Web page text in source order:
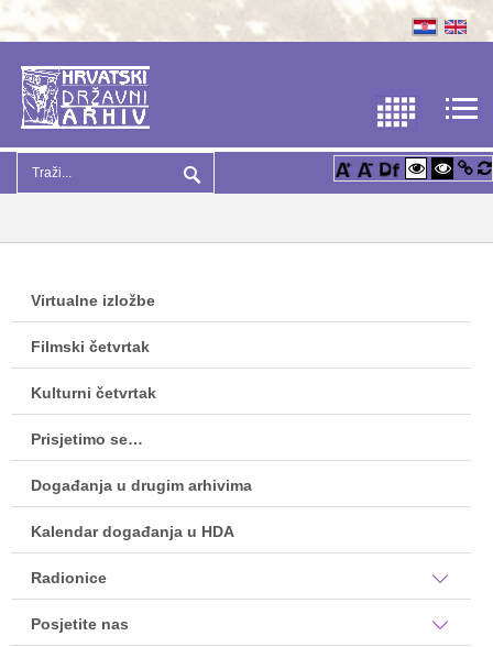
Virtualne izložbe
Filmski četvrtak
Kulturni četvrtak
Prisjetimo se…
Događanja u drugim arhivima
Kalendar događanja u HDA
Radionice
Posjetite nas